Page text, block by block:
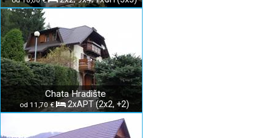
Chata Hradište
od 11,70 € 2xAPT (2x2, +2)